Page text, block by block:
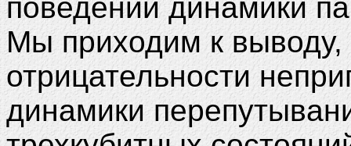
поведении динамики
Мы приходим к выводу,
отрицательности
динамики